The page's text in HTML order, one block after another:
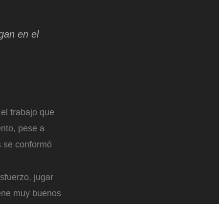
en el
trabajo que
pese a
se conformó
jugar
muy buenos